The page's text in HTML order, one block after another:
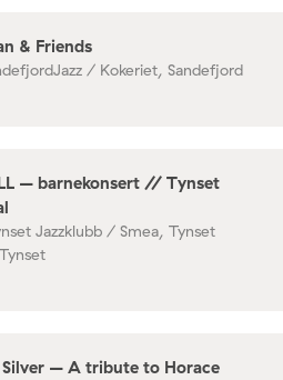
& Friends
/ Kokeriet, Sandefjord
– barnekonsert // Tynset
Jazzklubb / Smea, Tynset
Silver – A tribute to Horace